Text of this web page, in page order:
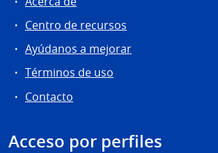
Centro de recursos
Ayúdanos a mejorar
Términos de uso
Contacto
Acceso por perfiles